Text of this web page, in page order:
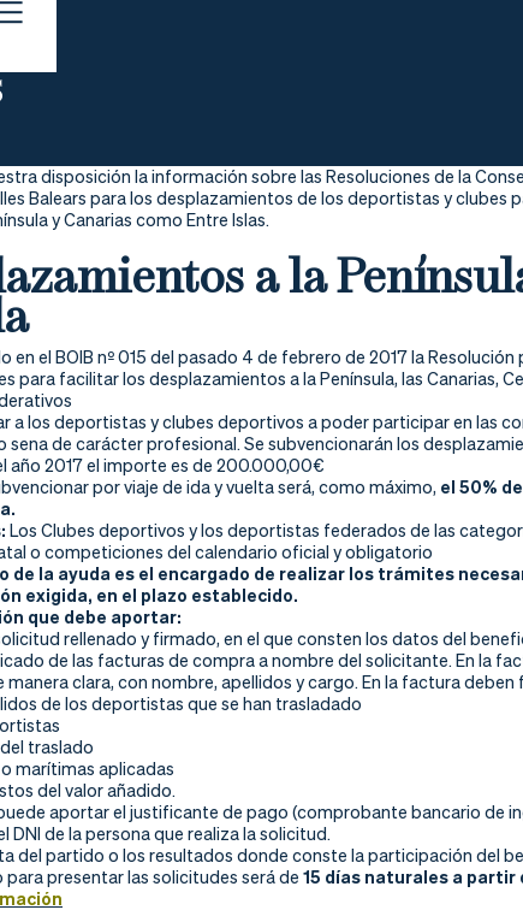
disposición la información sobre las Resoluciones de la
Balears para los desplazamientos de los deportistas y
y Canarias como Entre Islas.
a la
en el BOIB nº 015 del pasado 4 de febrero de 2017 la
para facilitar los desplazamientos a la Península, las Canarias,
a los deportistas y clubes deportivos a poder participar en las
sena de carácter profesional. Se subvencionarán los
año 2017 el importe es de 200.000,00€
por viaje de ida y vuelta será, como máximo, el 50%
Los Clubes deportivos y los deportistas federados de las
o competiciones del calendario oficial y obligatorio
de la ayuda es el encargado de realizar los trámites
exigida, en el plazo establecido.
que debe aportar:
rellenado y firmado, en el que consten los datos del
de las facturas de compra a nombre del solicitante. En la
clara, con nombre, apellidos y cargo. En la factura deben
de los deportistas que se han trasladado
traslado
marítimas aplicadas
del valor añadido.
aportar el justificante de pago (comprobante bancario de
DNI de la persona que realiza la solicitud.
del partido o los resultados donde conste la participación del
para presentar las solicitudes será de 15 días naturales a partir